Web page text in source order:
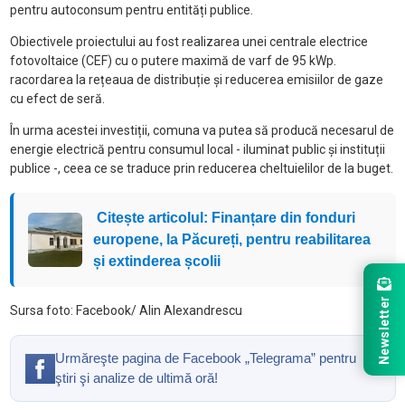
pentru autoconsum pentru entități publice.
Obiectivele proiectului au fost realizarea unei centrale electrice
fotovoltaice (CEF) cu o putere maximă de varf de 95 kWp.
racordarea la rețeaua de distribuție și reducerea emisiilor de gaze
cu efect de seră.
În urma acestei investiții, comuna va putea să producă necesarul de
energie electrică pentru consumul local - iluminat public și instituții
publice -, ceea ce se traduce prin reducerea cheltuielilor de la buget.
Citește articolul: Finanțare din fonduri
europene, la Păcureți, pentru reabilitarea
și extinderea școlii
Sursa foto: Facebook/ Alin Alexandrescu
Urmăreşte pagina de Facebook „Telegrama” pentru
ştiri şi analize de ultimă oră!
Newsletter